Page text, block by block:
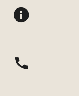
Betrag
Weitere
Factsheet